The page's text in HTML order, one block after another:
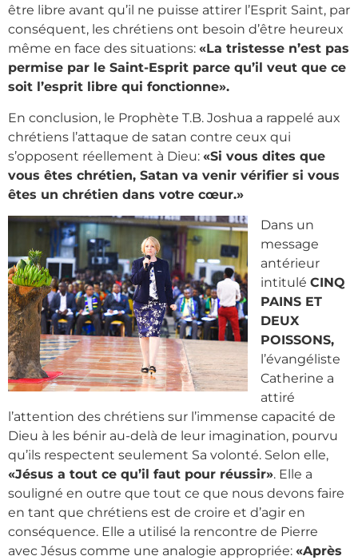
être libre avant qu’il ne puisse attirer l’Esprit Saint, par
conséquent, les chrétiens ont besoin d’être heureux
même en face des situations: «La tristesse n’est pas
permise par le Saint-Esprit parce qu’il veut que ce
soit l’esprit libre qui fonctionne».
En conclusion, le Prophète T.B. Joshua a rappelé aux
chrétiens l’attaque de satan contre ceux qui
s’opposent réellement à Dieu: «Si vous dites que
vous êtes chrétien, Satan va venir vérifier si vous
êtes un chrétien dans votre cœur.»
Dans un
message
antérieur
intitulé CINQ
PAINS ET
DEUX
POISSONS,
l’évangéliste
Catherine a
attiré
l’attention des chrétiens sur l’immense capacité de
Dieu à les bénir au-delà de leur imagination, pourvu
qu’ils respectent seulement Sa volonté. Selon elle,
«Jésus a tout ce qu’il faut pour réussir». Elle a
souligné en outre que tout ce que nous devons faire
en tant que chrétiens est de croire et d’agir en
conséquence. Elle a utilisé la rencontre de Pierre
avec Jésus comme une analogie appropriée: «Après